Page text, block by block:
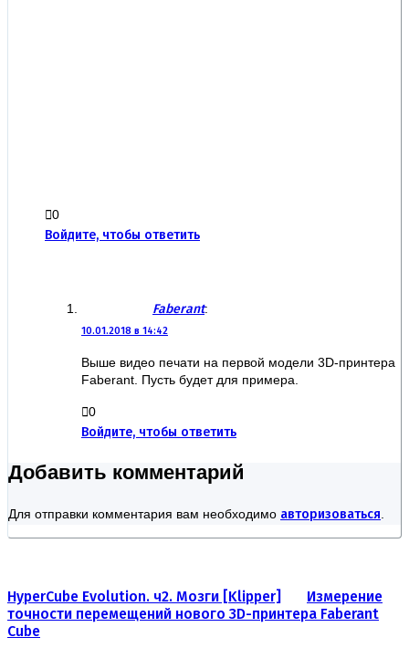
0
Войдите, чтобы ответить
Faberant:
10.01.2018 в 14:42
Выше видео печати на первой модели 3D-принтера
Faberant. Пусть будет для примера.
0
Войдите, чтобы ответить
Добавить комментарий
Для отправки комментария вам необходимо авторизоваться
HyperCube Evolution. ч2. Мозги [Klipper]
Измерение
точности перемещений нового 3D-принтера Faberant
Cube